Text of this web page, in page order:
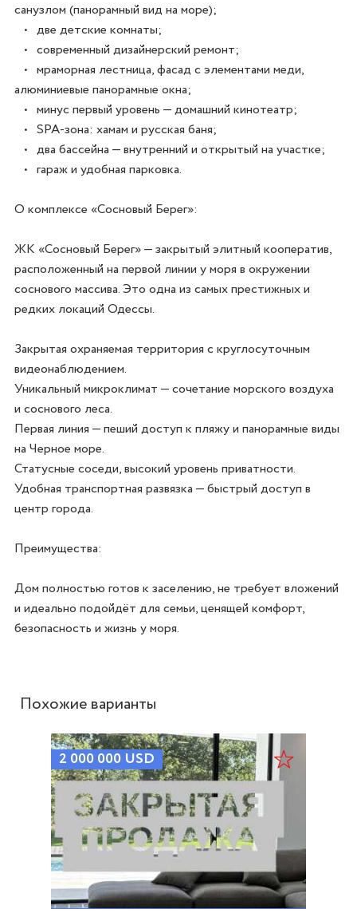
санузлом (панорамный вид на море);
•   две детские комнаты;
•   современный дизайнерский ремонт;
•   мраморная лестница, фасад с элементами меди,
алюминиевые панорамные окна;
•   минус первый уровень — домашний кинотеатр;
•   SPA-зона: хамам и русская баня;
•   два бассейна — внутренний и открытый на участке;
•   гараж и удобная парковка.
О комплексе «Сосновый Берег»:
ЖК «Сосновый Берег» — закрытый элитный кооператив,
расположенный на первой линии у моря в окружении
соснового массива. Это одна из самых престижных и
редких локаций Одессы.
Закрытая охраняемая территория с круглосуточным
видеонаблюдением.
Уникальный микроклимат — сочетание морского воздуха
и соснового леса.
Первая линия — пеший доступ к пляжу и панорамные виды
на Черное море.
Статусные соседи, высокий уровень приватности.
Удобная транспортная развязка — быстрый доступ в
центр города.
Преимущества:
Дом полностью готов к заселению, не требует вложений
и идеально подойдёт для семьи, ценящей комфорт,
Похожие варианты
2 000 000 USD